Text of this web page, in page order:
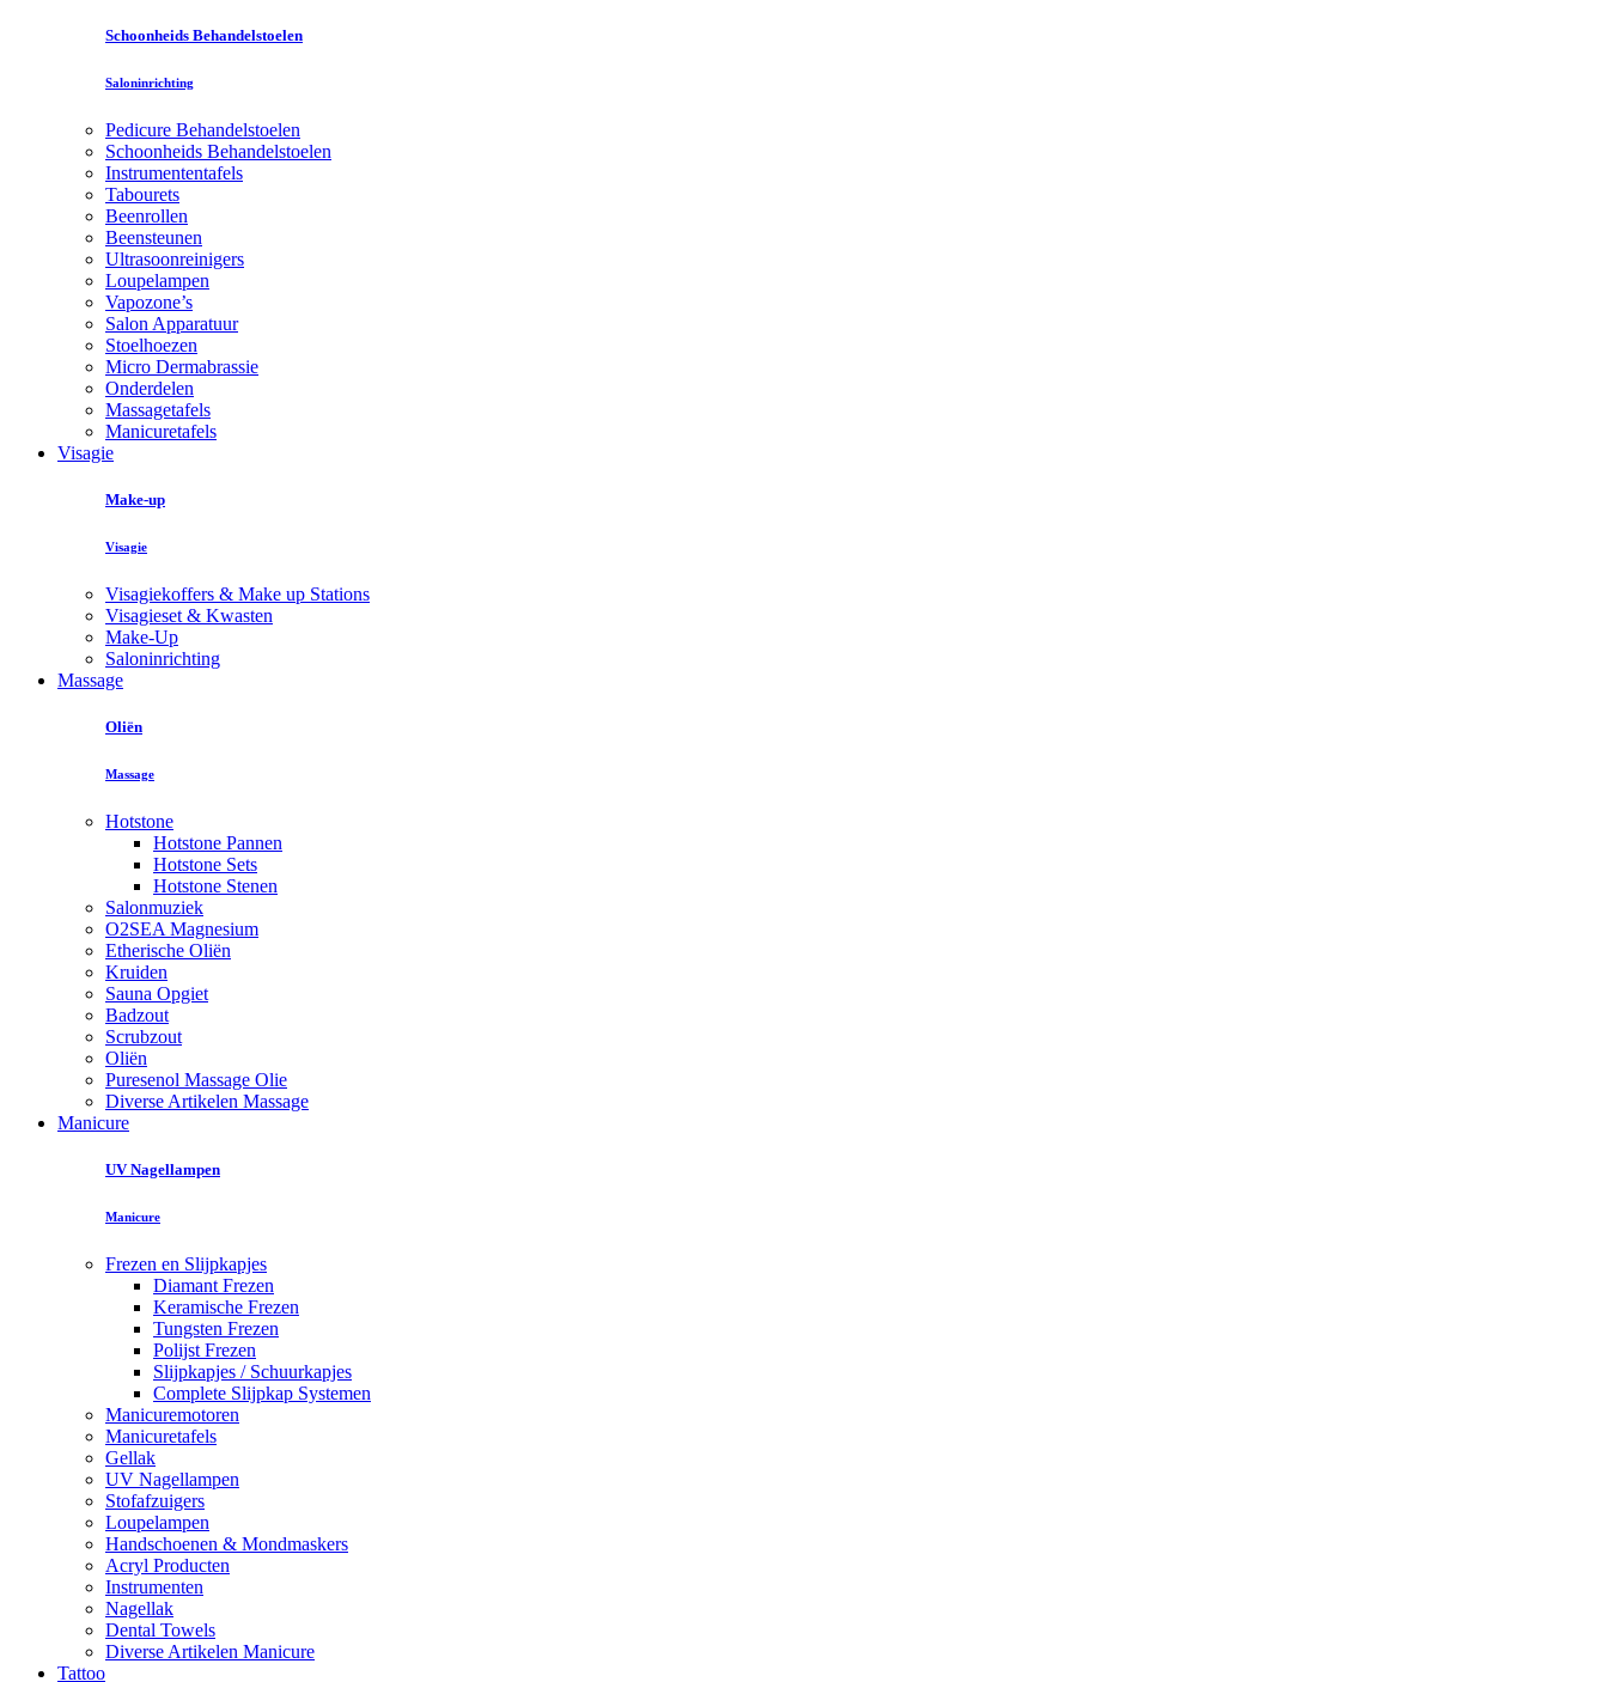
Schoonheids Behandelstoelen
Saloninrichting
Pedicure Behandelstoelen
Schoonheids Behandelstoelen
Instrumententafels
Tabourets
Beenrollen
Beensteunen
Ultrasoonreinigers
Loupelampen
Vapozone’s
Salon Apparatuur
Stoelhoezen
Micro Dermabrassie
Onderdelen
Massagetafels
Manicuretafels
Visagie
Make-up
Visagie
Visagiekoffers & Make up Stations
Visagieset & Kwasten
Make-Up
Saloninrichting
Massage
Oliën
Massage
Hotstone
Hotstone Pannen
Hotstone Sets
Hotstone Stenen
Salonmuziek
O2SEA Magnesium
Etherische Oliën
Kruiden
Sauna Opgiet
Badzout
Scrubzout
Oliën
Puresenol Massage Olie
Diverse Artikelen Massage
Manicure
UV Nagellampen
Manicure
Frezen en Slijpkapjes
Diamant Frezen
Keramische Frezen
Tungsten Frezen
Polijst Frezen
Slijpkapjes / Schuurkapjes
Complete Slijpkap Systemen
Manicuremotoren
Manicuretafels
Gellak
UV Nagellampen
Stofafzuigers
Loupelampen
Handschoenen & Mondmaskers
Acryl Producten
Instrumenten
Nagellak
Dental Towels
Diverse Artikelen Manicure
Tattoo